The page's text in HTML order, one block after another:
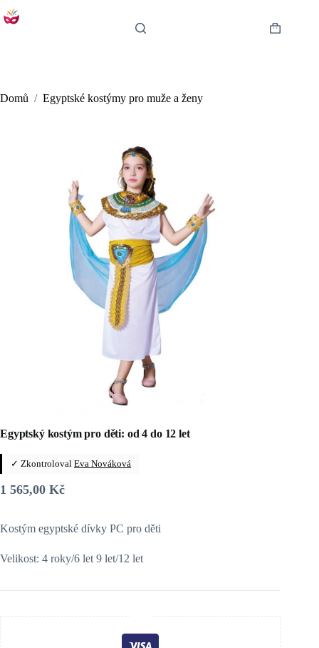
to
Shopping
Domů / Egyptské kostýmy pro muže a ženy
Egyptský kostým pro děti: od 4 do 12 let
✓ Zkontroloval Eva Nováková
1 565,00 Kč
Kostým egyptské dívky PC pro děti
Velikost: 4 roky/6 let 9 let/12 let